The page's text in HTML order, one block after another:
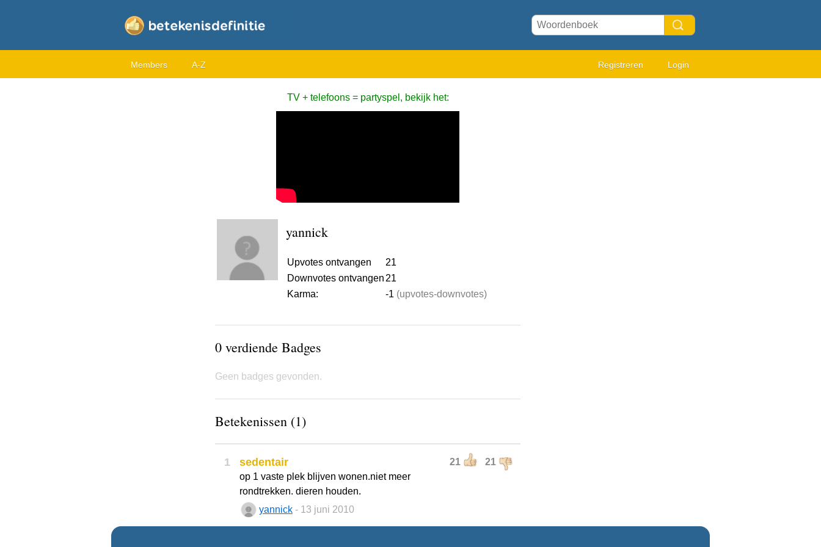
Members A-Z Registreren Login
TV + telefoons = partyspel, bekijk het:
yannick
Upvotes ontvangen
21
Downvotes ontvangen 21
Karma:
-1 (upvotes-downvotes)
0 verdiende Badges
Geen badges gevonden.
Betekenissen (1)
1 21 21
sedentair
op 1 vaste plek blijven wonen.niet meer
rondtrekken. dieren houden.
yannick - 13 juni 2010